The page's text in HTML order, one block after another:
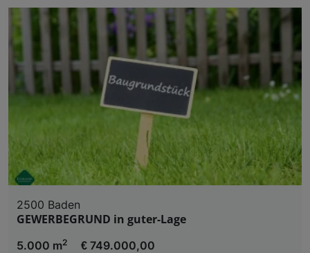
2500 Baden
GEWERBEGRUND in guter-Lage
5.000 m2
€ 749.000,00